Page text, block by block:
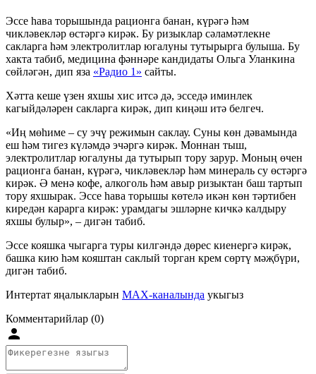
Эссе һава торышында рационга банан, күрәгә һәм
чикләвекләр өстәргә кирәк. Бу ризыклар сәламәтлекне
сакларга һәм электролитлар югалуны тутырырга булыша. Бу
хакта табиб, медицина фәннәре кандидаты Ольга Уланкина
сөйләгән, дип яза «Радио 1» сайты.
Хәтта кеше үзен яхшы хис итсә дә, эсседә иминлек
кагыйдәләрен сакларга кирәк, дип киңәш итә белгеч.
«Иң мөһиме – су эчү режимын саклау. Суны көн дәвамында
еш һәм тигез күләмдә эчәргә кирәк. Моннан тыш,
электролитлар югалуны да тутырып тору зарур. Моның өчен
рационга банан, күрәгә, чикләвекләр һәм минераль су өстәргә
кирәк. Ә менә кофе, алкоголь һәм авыр ризыктан баш тартып
тору яхшырак. Эссе һава торышы көтелә икән көн тәртибен
киредән карарга кирәк: урамдагы эшләрне кичкә калдыру
яхшы булыр», – дигән табиб.
Эссе кояшка чыгарга туры килгәндә дөрес киенергә кирәк,
башка кию һәм кояштан саклый торган крем сөртү мәҗбүри,
дигән табиб.
Интертат яңалыкларын MAX-каналында укыгыз
Комментарийлар (0)